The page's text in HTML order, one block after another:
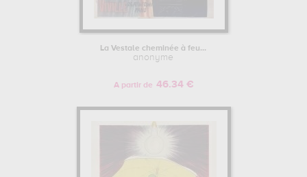
La Vestale cheminée à feu...
anonyme
A partir de 46.34 €